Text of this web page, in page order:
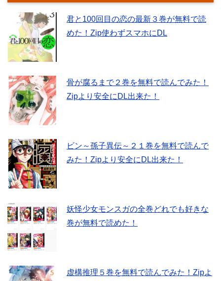
君と100回目の恋の最新３巻が無料で読
めた！Zip使わずスマホにDL
骨が腐るまで２巻を無料で読んでみた！
Zipより安全にDL出来た！
ビン～孫子異伝～２１巻を無料で読んで
みた！Zipより安全にDL出来た！
妖怪少女モンスガの全巻どれでも好きな
巻が無料で読めた！
虚構推理５巻を無料で読んでみた！Zipよ